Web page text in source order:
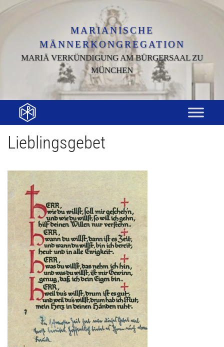
Zum
MARIANISCHE
MÄNNERKONGREGATION
MARIÄ VERKÜNDIGUNG AM BÜRGERSAAL ZU
MÜNCHEN
Lieblingsgebet